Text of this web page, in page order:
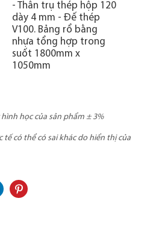
- Thân trụ thép hộp 120
dày 4 mm - Đế thép
V100. Bảng rổ bằng
nhựa tổng hợp trong
suốt 1800mm x
1050mm
học của sản phẩm ± 3%
tế có thể có sai khác do hiển thị của